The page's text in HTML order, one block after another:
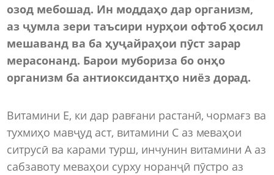
озод мебошад. Ин моддаҳо дар организм,
аз ҷумла зери таъсири нурҳои офтоб ҳосил
мешаванд ва ба ҳуҷайраҳои пӯст зарар
мерасонанд. Барои мубориза бо онҳо
организм ба антиоксидантҳо ниёз дорад.
Витамини Е, ки дар равғани растанӣ, чормағз ва
тухмиҳо мавҷуд аст, витамини С аз меваҳои
ситрусӣ ва карами турш, инчунин витамини А аз
сабзавоту меваҳои сурху норанҷӣ пӯстро аз